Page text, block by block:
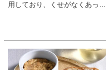
用しており、くせがなくあっさ